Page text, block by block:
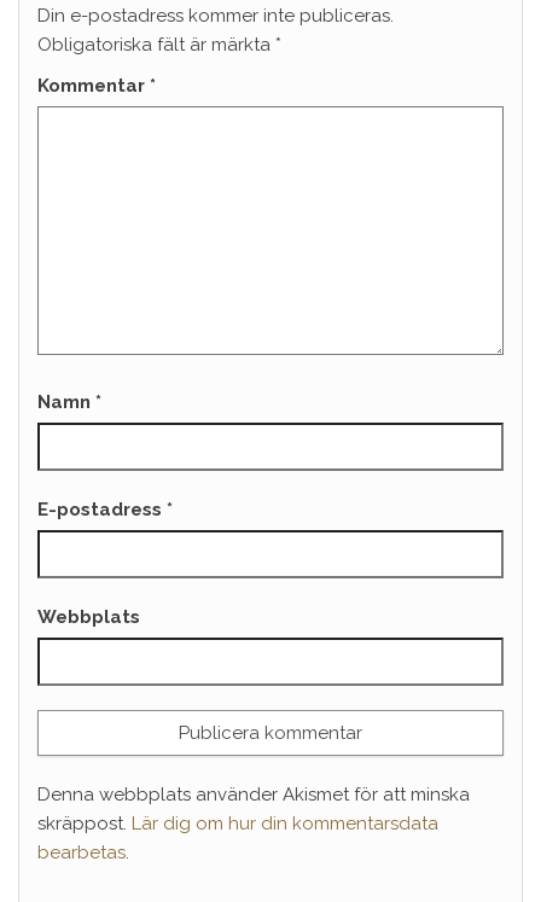
Din e-postadress kommer inte publiceras.
Obligatoriska fält är märkta *
Kommentar *
Namn *
E-postadress *
Webbplats
Denna webbplats använder Akismet för att minska
skräppost. Lär dig om hur din kommentarsdata
bearbetas